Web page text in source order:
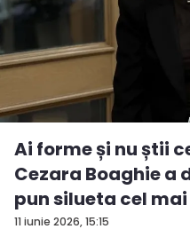
11 iunie 2026, 15:15
Ai forme și nu știi
Cezara Boaghie a
pun silueta cel
VID...